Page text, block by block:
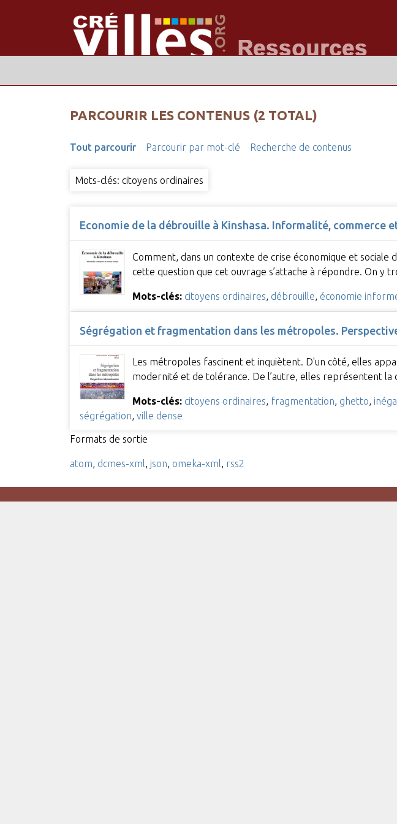
PARCOURIR LES CONTENUS (2 TOTAL)
Tout parcourir Parcourir par mot-clé Recherche de contenus
Mots-clés: citoyens ordinaires
Economie de la débrouille à Kinshasa. Informalité, commerce
Comment, dans un contexte de crise économique et sociale
cette question que cet ouvrage s’attache à répondre. On y
Mots-clés: citoyens ordinaires débrouille économie
Ségrégation et fragmentation dans les métropoles.
Les métropoles fascinent et inquiètent. D'un côté, elles
modernité et de tolérance. De l’autre, elles représentent
Mots-clés: citoyens ordinaires, fragmentation, ghetto,
ségrégation, ville dense
Formats de sortie
atom, dcmes-xml, json, omeka-xml, rss2